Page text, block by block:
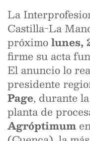
La
Castilla-La
próximolunes,
firme su acta
El anuncio lo
presidente
Page, durante
planta de
Agróptimum